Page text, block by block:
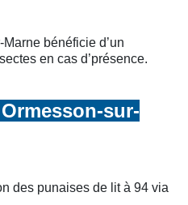
bénéficie d’un
en cas d’présence.
sur-
des punaises de lit à 94 via